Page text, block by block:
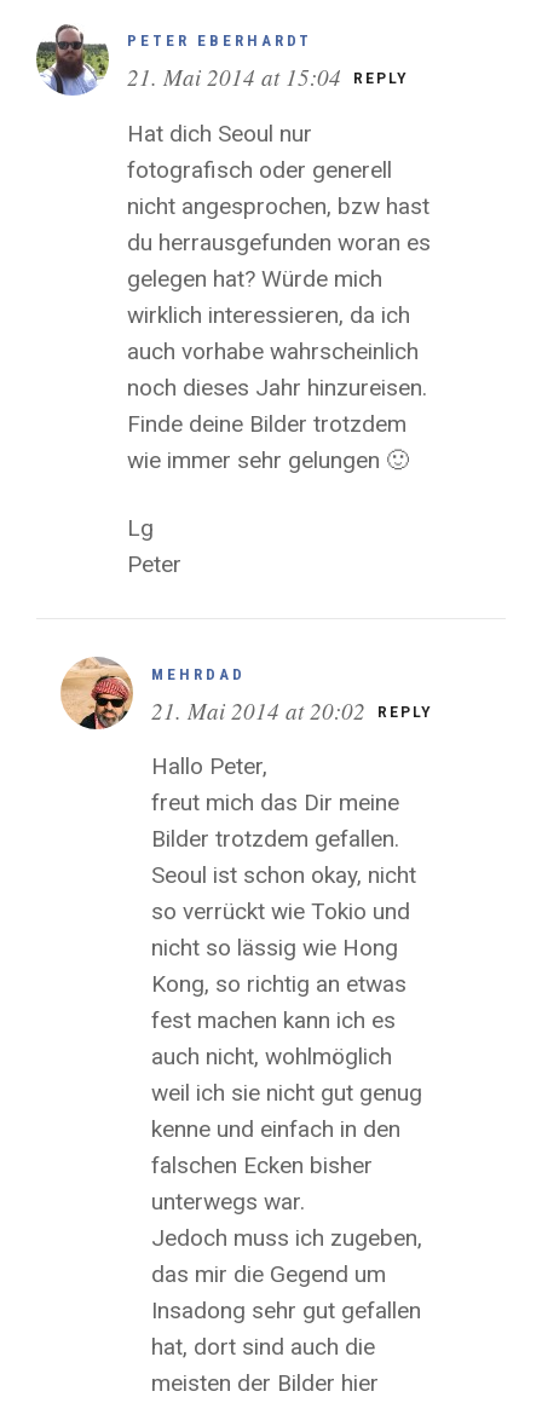
PETER EBERHARDT
21. Mai 2014 at 15:04 REPLY
Hat dich Seoul nur
fotografisch oder generell
nicht angesprochen, bzw hast
du herrausgefunden woran es
gelegen hat? Würde mich
wirklich interessieren, da ich
auch vorhabe wahrscheinlich
noch dieses Jahr hinzureisen.
Finde deine Bilder trotzdem
wie immer sehr gelungen 🙂
Lg
Peter
MEHRDAD
21. Mai 2014 at 20:02 REPLY
Hallo Peter,
freut mich das Dir meine
Bilder trotzdem gefallen.
Seoul ist schon okay, nicht
so verrückt wie Tokio und
nicht so lässig wie Hong
Kong, so richtig an etwas
fest machen kann ich es
auch nicht, wohlmöglich
weil ich sie nicht gut genug
kenne und einfach in den
falschen Ecken bisher
unterwegs war.
Jedoch muss ich zugeben,
das mir die Gegend um
Insadong sehr gut gefallen
hat, dort sind auch die
meisten der Bilder hier